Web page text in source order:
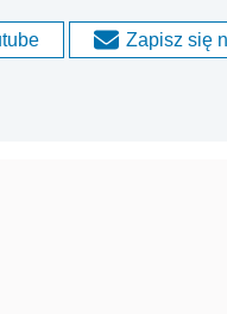
Zapisz się